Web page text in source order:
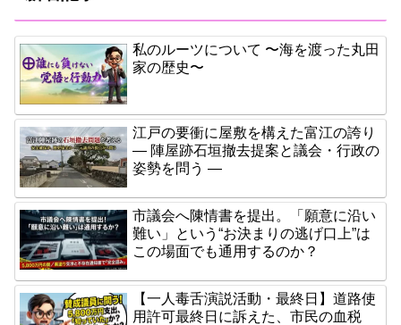
私のルーツについて 〜海を渡った丸田
家の歴史〜
江戸の要衝に屋敷を構えた富江の誇り
― 陣屋跡石垣撤去提案と議会・行政の
姿勢を問う ―
市議会へ陳情書を提出。「願意に沿い
難い」という“お決まりの逃げ口上”は
この場面でも通用するのか？
【一人毒舌演説活動・最終日】道路使
用許可最終日に訴えた、市民の血税